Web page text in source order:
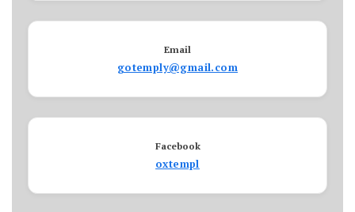
Email
gotemply@gmail.com
Facebook
oxtempl